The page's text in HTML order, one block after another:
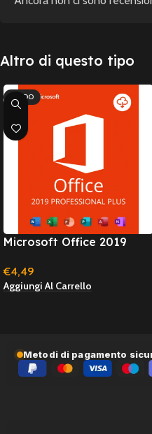
Altro di questo tipo
CALDO
Microsoft Office 2019
Windows – Licenza A Vita
(online
€4,49
Aggiungi Al Carrello
Metodi di pagamento